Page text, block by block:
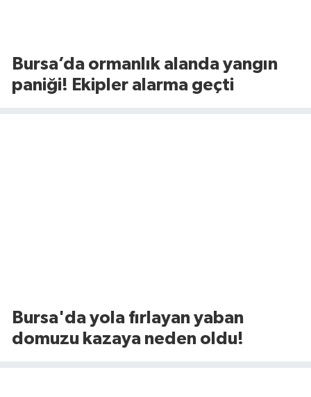
Bursa’da ormanlık alanda yangın
paniği! Ekipler alarma geçti
Bursa'da yola fırlayan yaban
domuzu kazaya neden oldu!